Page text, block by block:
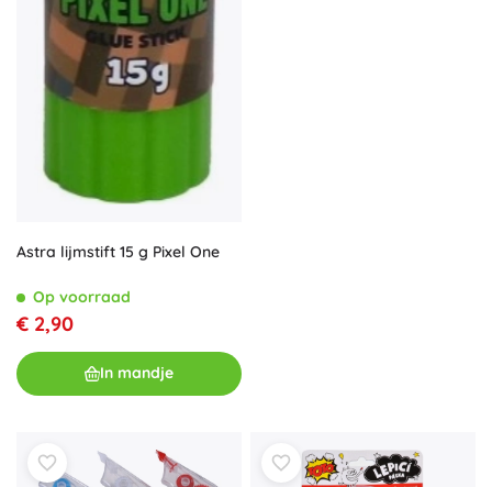
Astra lijmstift 15 g Pixel One
Op voorraad
€ 2,90
In mandje